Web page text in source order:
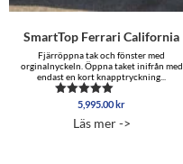
SmartTop Ferrari California
Fjärröppna tak och fönster med
orginalnyckeln. Öppna taket inifrån med
endast en kort knapptryckning...
Betygsatt
av 5
5,995.00 kr
Läs mer ->